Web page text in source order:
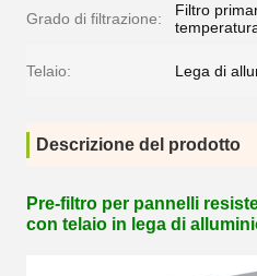
Grado di filtrazione:
Filtro
Telaio: Lega di
Descrizione del prodotto
Pre-filtro per pannelli
con telaio in lega di